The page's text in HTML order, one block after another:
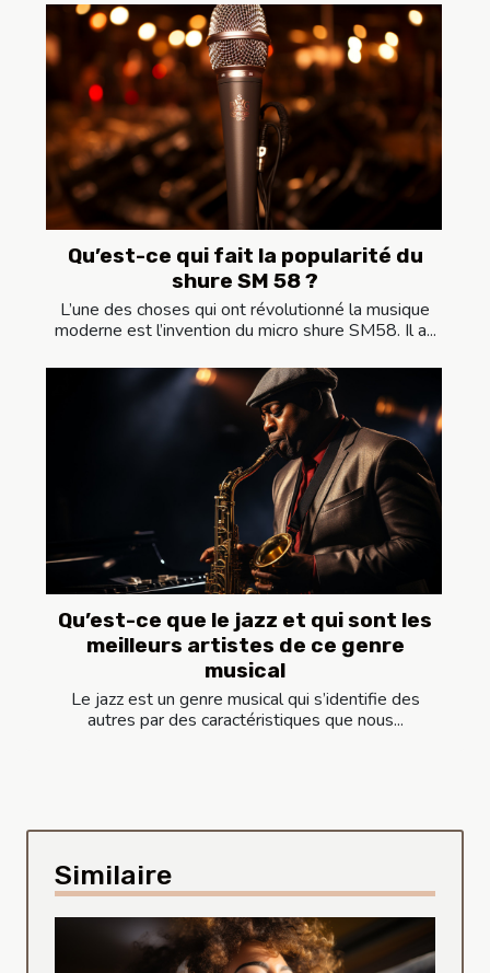
Qu’est-ce qui fait la popularité du
shure SM 58 ?
L’une des choses qui ont révolutionné la musique
moderne est l’invention du micro shure SM58. Il a...
Qu’est-ce que le jazz et qui sont les
meilleurs artistes de ce genre
musical
Le jazz est un genre musical qui s’identifie des
autres par des caractéristiques que nous...
Similaire